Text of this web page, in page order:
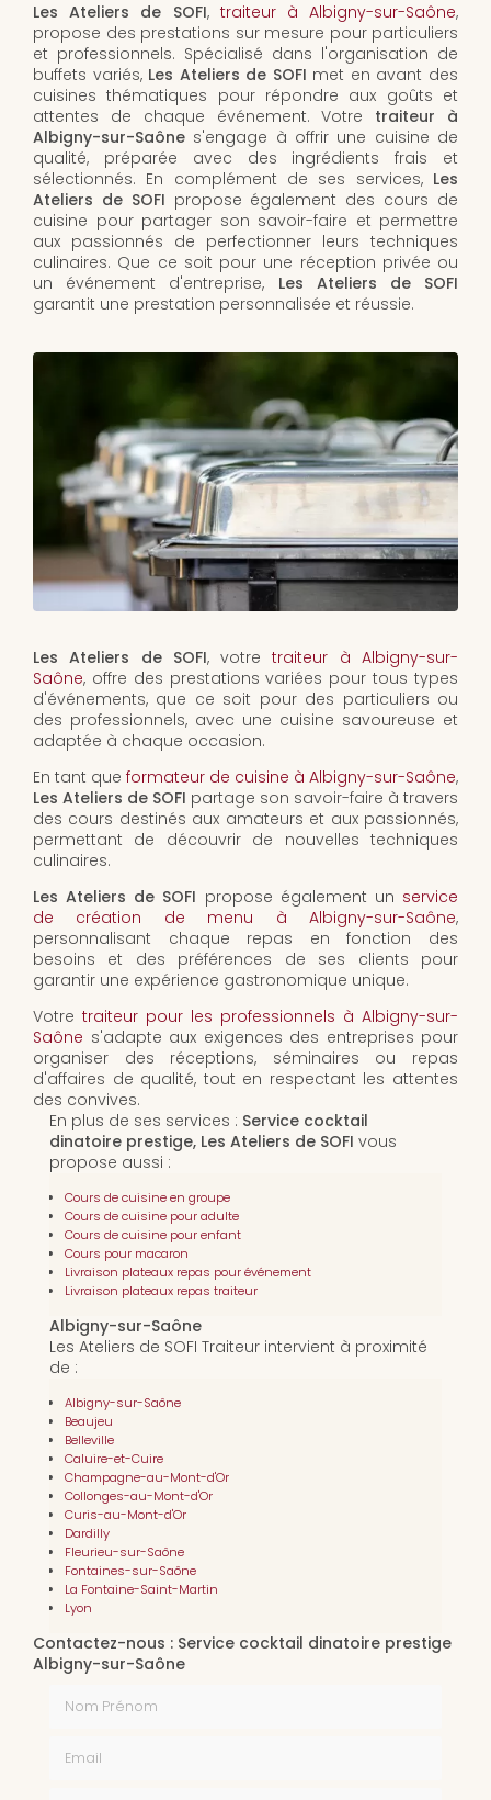
Les Ateliers de SOFI, traiteur à Albigny-sur-Saône,
propose des prestations sur mesure pour particuliers
et professionnels. Spécialisé dans l'organisation de
buffets variés, Les Ateliers de SOFI met en avant des
cuisines thématiques pour répondre aux goûts et
attentes de chaque événement. Votre traiteur à
Albigny-sur-Saône s'engage à offrir une cuisine de
qualité, préparée avec des ingrédients frais et
sélectionnés. En complément de ses services, Les
Ateliers de SOFI propose également des cours de
cuisine pour partager son savoir-faire et permettre
aux passionnés de perfectionner leurs techniques
culinaires. Que ce soit pour une réception privée ou
un événement d'entreprise, Les Ateliers de SOFI
garantit une prestation personnalisée et réussie.
Les Ateliers de SOFI, votretraiteur à Albigny-sur-
Saône, offre des prestations variées pour tous types
d'événements, que ce soit pour des particuliers ou
des professionnels, avec une cuisine savoureuse et
adaptée à chaque occasion.
En tant que formateur de cuisine à Albigny-sur-Saône,
Les Ateliers de SOFI partage son savoir-faire à travers
des cours destinés aux amateurs et aux passionnés,
permettant de découvrir de nouvelles techniques
culinaires.
Les Ateliers de SOFI propose également un service
de création de menu à Albigny-sur-Saône,
personnalisant chaque repas en fonction des
besoins et des préférences de ses clients pour
garantir une expérience gastronomique unique.
Votre traiteur pour les professionnels à Albigny-sur-
Saône s'adapte aux exigences des entreprises pour
organiser des réceptions, séminaires ou repas
d'affaires de qualité, tout en respectant les attentes
des convives.
En plus de ses services : Service cocktail
dinatoire prestige, Les Ateliers de SOFI vous
propose aussi :
Cours de cuisine en groupe
Cours de cuisine pour adulte
Cours de cuisine pour enfant
Cours pour macaron
Livraison plateaux repas pour événement
Livraison plateaux repas traiteur
Albigny-sur-Saône
Les Ateliers de SOFI Traiteur intervient à proximité
de :
Albigny-sur-Saône
Beaujeu
Belleville
Caluire-et-Cuire
Champagne-au-Mont-d'Or
Collonges-au-Mont-d'Or
Curis-au-Mont-d'Or
Dardilly
Fleurieu-sur-Saône
Fontaines-sur-Saône
La Fontaine-Saint-Martin
Lyon
Contactez-nous : Service cocktail dinatoire prestige
Albigny-sur-Saône